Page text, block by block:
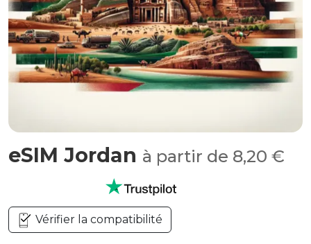
eSIM Jordan à partir de 8,20 €
Vérifier la compatibilité